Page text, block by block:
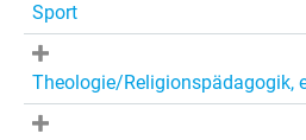
Sport
Theologie/Religionspädagogik,